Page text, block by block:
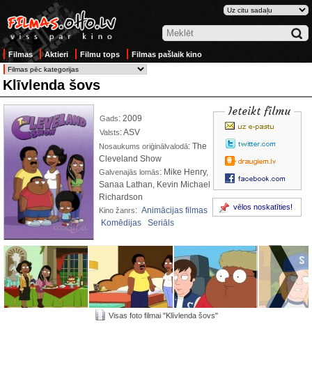
Filmas Aktieri Filmu tops Filmas pašlaik kino
Klīvlenda šovs
Ieteikt filmu
vēlos noskatīties!
Gads: 2009
Valsts: ASV
Nosaukums oriģinālvalodā: The
Cleveland Show
Galvenajās lomās: Mike Henry,
Sanaa Lathan, Kevin Michael
Richardson
Kino žanrs:Animācijas filmas
Komēdijas
Seriāls
Visas foto filmai "Klīvlenda šovs"